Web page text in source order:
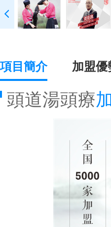
項目簡介 加盟優
頭道湯頭療